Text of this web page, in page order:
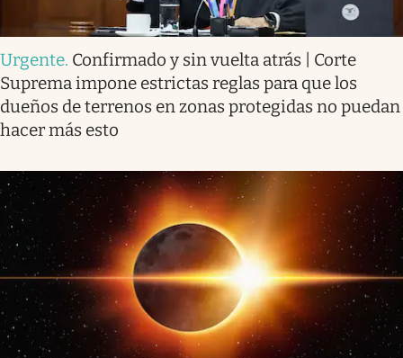
Urgente. Confirmado y sin vuelta atrás | Corte
Suprema impone estrictas reglas para que los
dueños de terrenos en zonas protegidas no puedan
hacer más esto